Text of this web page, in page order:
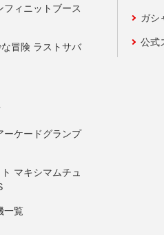
フィニットブース
冒険 ラストサバ
ーケードグランプ
マキシマムチュ
一覧
ガシ
公式